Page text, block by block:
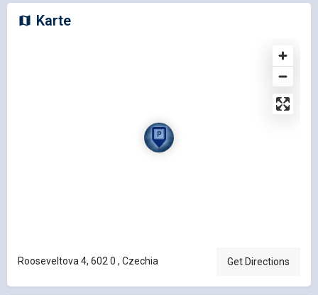
Karte
Rooseveltova 4, 602 0 , Czechia Get Directions